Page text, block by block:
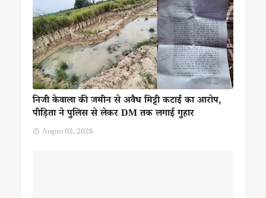
निजी केवाला की जमीन से अवैध मिट्टी कटाई का आरोप,
पीड़िता ने पुलिस से लेकर DM तक लगाई गुहार
August 02, 2026